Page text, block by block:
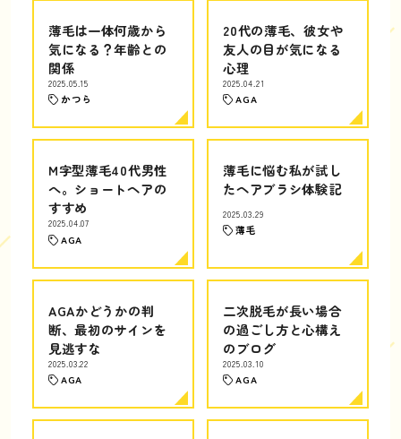
薄毛は一体何歳から
気になる？年齢との
関係
2025.05.15
かつら
20代の薄毛、彼女や
友人の目が気になる
心理
2025.04.21
AGA
M字型薄毛40代男性
へ。ショートヘアの
すすめ
2025.04.07
AGA
薄毛に悩む私が試し
たヘアブラシ体験記
2025.03.29
薄毛
AGAかどうかの判
断、最初のサインを
見逃すな
2025.03.22
AGA
二次脱毛が長い場合
の過ごし方と心構え
のブログ
2025.03.10
AGA